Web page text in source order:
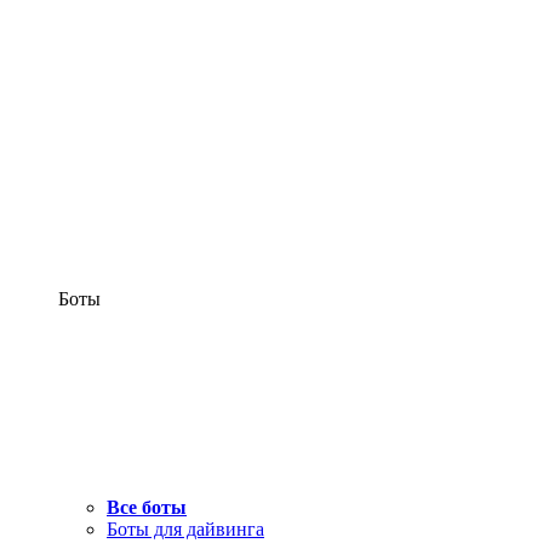
Боты
Все боты
Боты для дайвинга